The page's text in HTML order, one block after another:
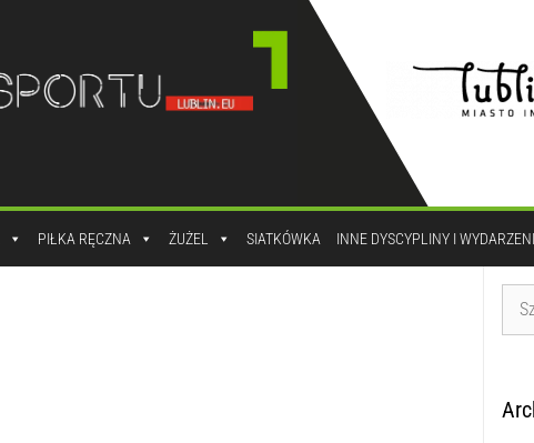
PIŁKA RĘCZNA ŻUŻEL SIATKÓWKA INNE DYSCYPLINY I